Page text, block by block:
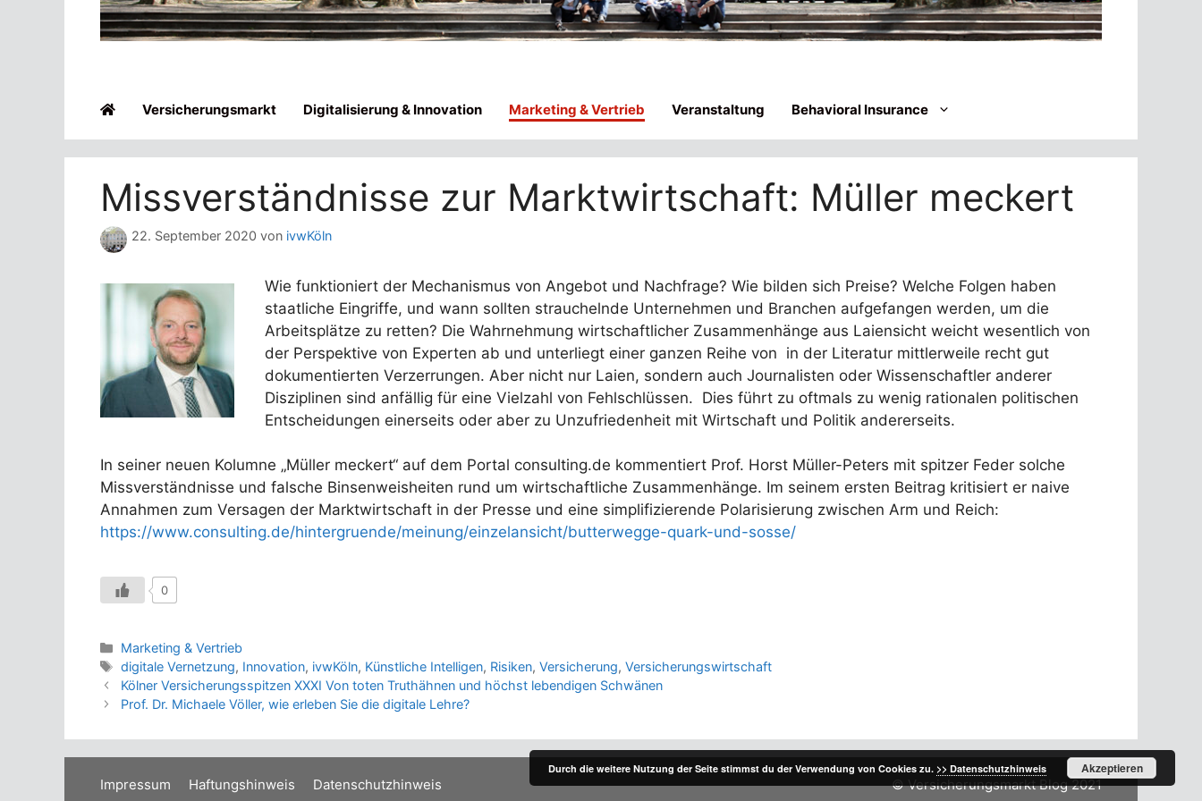
Versicherungsmarkt Digitalisierung & Innovation Marketing & Vertrieb Veranstaltung Behavioral Insurance
Missverständnisse zur Marktwirtschaft: Müller meckert
22. September 2020 von ivwKöln
Wie funktioniert der Mechanismus von Angebot und Nachfrage? Wie bilden sich Preise? Welche Folgen haben
staatliche Eingriffe, und wann sollten strauchelnde Unternehmen und Branchen aufgefangen werden, um die
Arbeitsplätze zu retten? Die Wahrnehmung wirtschaftlicher Zusammenhänge aus Laiensicht weicht wesentlich von
der Perspektive von Experten ab und unterliegt einer ganzen Reihe von in der Literatur mittlerweile recht gut
dokumentierten Verzerrungen. Aber nicht nur Laien, sondern auch Journalisten oder Wissenschaftler anderer
Disziplinen sind anfällig für eine Vielzahl von Fehlschlüssen. Dies führt zu oftmals zu wenig rationalen politischen
Entscheidungen einerseits oder aber zu Unzufriedenheit mit Wirtschaft und Politik andererseits.
In seiner neuen Kolumne „Müller meckert“ auf dem Portal consulting.de kommentiert Prof. Horst Müller-Peters mit spitzer Feder solche
Missverständnisse und falsche Binsenweisheiten rund um wirtschaftliche Zusammenhänge. Im seinem ersten Beitrag kritisiert er naive
Annahmen zum Versagen der Marktwirtschaft in der Presse und eine simplifizierende Polarisierung zwischen Arm und Reich:
https://www.consulting.de/hintergruende/meinung/einzelansicht/butterwegge-quark-und-sosse/
0
Kategorien
Marketing & Vertrieb
Schlagwörter
digitale Vernetzung, Innovation, ivwKöln, Künstliche Intelligen, Risiken,Versicherung,Versicherungswirtschaft
Kölner Versicherungsspitzen XXXI Von toten Truthähnen und höchst lebendigen Schwänen
Prof. Dr. Michaele Völler, wie erleben Sie die digitale Lehre?
Impressum Haftungshinweis Datenschutzhinweis © Versicherungsmarkt Blog 2021
Durch die weitere Nutzung der Seite stimmst du der Verwendung von Cookies zu. >> Datenschutzhinweis Akzeptieren